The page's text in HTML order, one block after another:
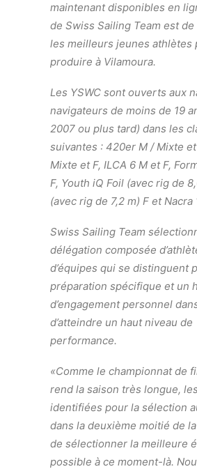
maintenant disponibles en
de Swiss Sailing Team est
les meilleurs jeunes athlètes
produire à Vilamoura.
Les YSWC sont ouverts aux
navigateurs de moins de 19
2007 ou plus tard) dans les
suivantes : 420er M / Mixte
Mixte et F, ILCA 6 M et F,
F, Youth iQ Foil (avec rig de
(avec rig de 7,2 m) F et Nacra
Swiss Sailing Team
délégation composée
d’équipes qui se distinguent
préparation spécifique et un
d’engagement personnel
d’atteindre un haut niveau de
performance.
«Comme le championnat de
rend la saison très longue,
identifiées pour la sélection
dans la deuxième moitié de
de sélectionner la meilleure
possible à ce moment-là.